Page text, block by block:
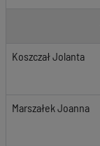
Koszczał Jolanta
Marszałek Joanna